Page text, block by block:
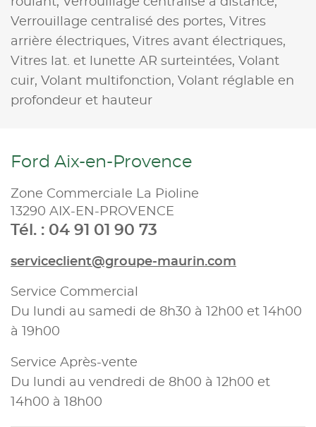
Verrouillage centralisé des portes, Vitres
arrière électriques, Vitres avant électriques,
Vitres lat. et lunette AR surteintées, Volant
cuir, Volant multifonction, Volant réglable en
profondeur et hauteur
Ford Aix-en-Provence
Zone Commerciale La Pioline
13290 AIX-EN-PROVENCE
Tél. : 04 91 01 90 73
serviceclient@groupe-maurin.com
Service Commercial
Du lundi au samedi de 8h30 à 12h00 et 14h00
à 19h00
Service Après-vente
Du lundi au vendredi de 8h00 à 12h00 et
14h00 à 18h00